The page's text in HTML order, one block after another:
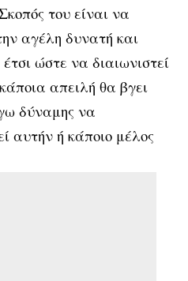
του είναι να
αγέλη δυνατή και
ώστε να διαιωνιστεί
απειλή θα βγει
δύναμης να
αυτήν ή κάποιο μέλος